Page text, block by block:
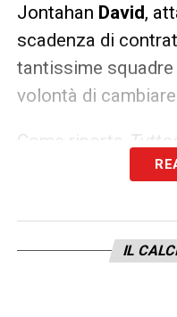
Jontahan David,
scadenza di
tantissime
volontà di
Come riporta
canadese ha
derby contro il
Yildiz.
IL